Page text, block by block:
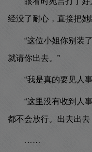
经没了耐心，直接把她
“这位小姐你别装
就请你出去。”
“我是真的要见人
“这里没有收到人
都不会放行。出去出
……